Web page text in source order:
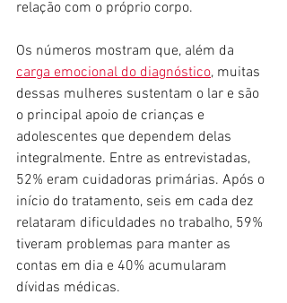
relação com o próprio corpo.
Os números mostram que, além da
carga emocional do diagnóstico, muitas
dessas mulheres sustentam o lar e são
o principal apoio de crianças e
adolescentes que dependem delas
integralmente. Entre as entrevistadas,
52% eram cuidadoras primárias. Após o
início do tratamento, seis em cada dez
relataram dificuldades no trabalho, 59%
tiveram problemas para manter as
contas em dia e 40% acumularam
dívidas médicas.